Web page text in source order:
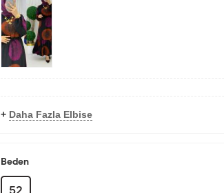
+ Daha Fazla Elbise
Beden